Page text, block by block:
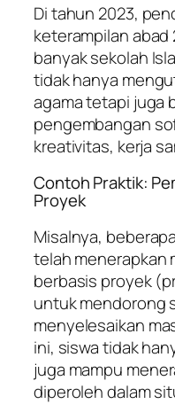
Di tahun 2023,
keterampilan abad
banyak sekolah
tidak hanya
agama tetapi juga
pengembangan
kreativitas, kerja
Contoh Praktik:
Proyek
Misalnya,
telah menerapkan
berbasis proyek
untuk mendorong
menyelesaikan
ini, siswa tidak
juga mampu
diperoleh dalam